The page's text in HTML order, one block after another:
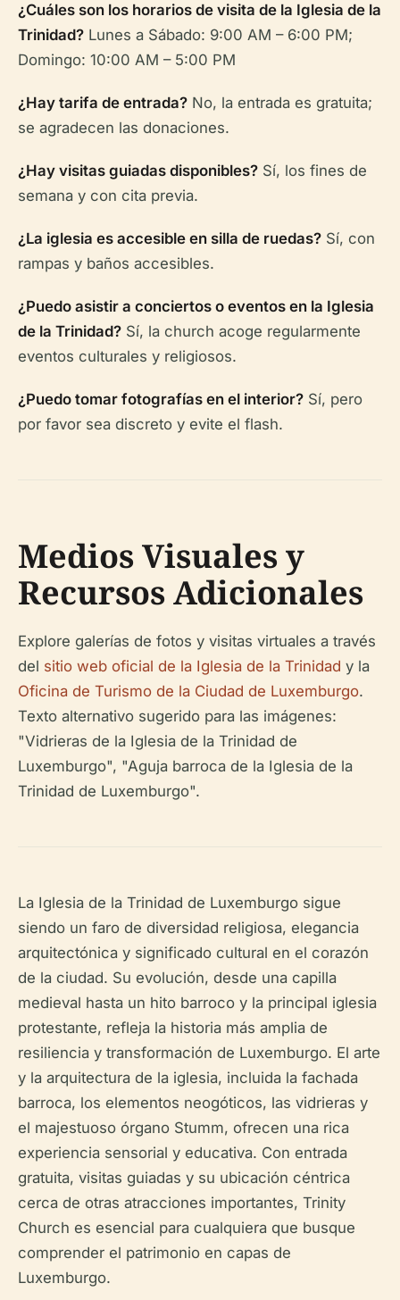
¿Cuáles son los horarios de visita de la Iglesia de la
Trinidad? Lunes a Sábado: 9:00 AM – 6:00 PM;
Domingo: 10:00 AM – 5:00 PM
¿Hay tarifa de entrada? No, la entrada es gratuita;
se agradecen las donaciones.
¿Hay visitas guiadas disponibles? Sí, los fines de
semana y con cita previa.
¿La iglesia es accesible en silla de ruedas? Sí, con
rampas y baños accesibles.
¿Puedo asistir a conciertos o eventos en la Iglesia
de la Trinidad? Sí, la church acoge regularmente
eventos culturales y religiosos.
¿Puedo tomar fotografías en el interior? Sí, pero
por favor sea discreto y evite el flash.
Medios Visuales y
Recursos Adicionales
Explore galerías de fotos y visitas virtuales a través
del sitio web oficial de la Iglesia de la Trinidad y la
Oficina de Turismo de la Ciudad de Luxemburgo.
Texto alternativo sugerido para las imágenes:
"Vidrieras de la Iglesia de la Trinidad de
Luxemburgo", "Aguja barroca de la Iglesia de la
Trinidad de Luxemburgo".
La Iglesia de la Trinidad de Luxemburgo sigue
siendo un faro de diversidad religiosa, elegancia
arquitectónica y significado cultural en el corazón
de la ciudad. Su evolución, desde una capilla
medieval hasta un hito barroco y la principal iglesia
protestante, refleja la historia más amplia de
resiliencia y transformación de Luxemburgo. El arte
y la arquitectura de la iglesia, incluida la fachada
barroca, los elementos neogóticos, las vidrieras y
el majestuoso órgano Stumm, ofrecen una rica
experiencia sensorial y educativa. Con entrada
gratuita, visitas guiadas y su ubicación céntrica
cerca de otras atracciones importantes, Trinity
Church es esencial para cualquiera que busque
comprender el patrimonio en capas de
Luxemburgo.